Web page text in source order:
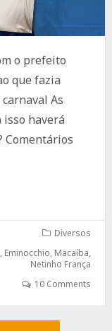
o prefeito
que fazia
As
haverá
Comentários
Diversos
, Eminocchio, Macaíba,
Netinho França
10 Comments